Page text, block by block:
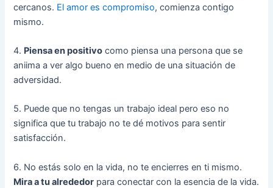
cercanos. El amor es compromiso, comienza contigo
mismo.
4. Piensa en positivo como piensa una persona que se
aniima a ver algo bueno en medio de una situación de
adversidad.
5. Puede que no tengas un trabajo ideal pero eso no
significa que tu trabajo no te dé motivos para sentir
satisfacción.
6. No estás solo en la vida, no te encierres en ti mismo.
Mira a tu alrededor para conectar con la esencia de la vida.